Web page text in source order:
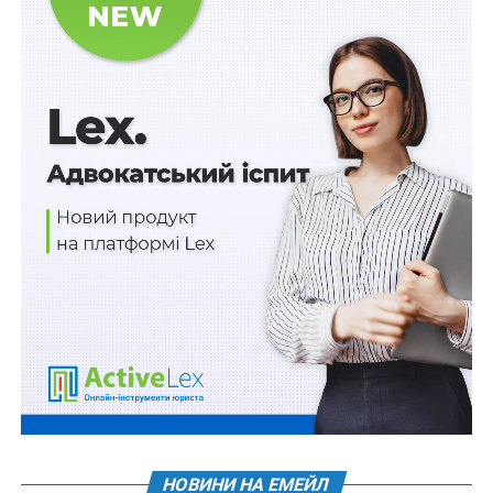
Bloomberg, Thomson Reuters тощо.
Новий функціонал передбачає можливість для
учасників ринку миттєво укладати угоди з купівлі-
продажу іноземної валюти шляхом вибору
найкращого з анонімних котирувань, наявного в
функціоналі в певний момент часу, або введенням в
систему власних анонімних котирувань, які у
подальшому акцептуються контрагентами.
Основною перевагою проведення валютних
інтервенцій через функціонал Matching стане
анонімність. Котирування всіх учасників функціоналу,
у тому числі Національного банку, виставлятимуться
анонімно, і учасники угоди з купівлі-продажу валюти
отримуватимуть інформацію про контрагента лише
після укладання угоди.
НОВИНИ НА ЕМЕЙЛ